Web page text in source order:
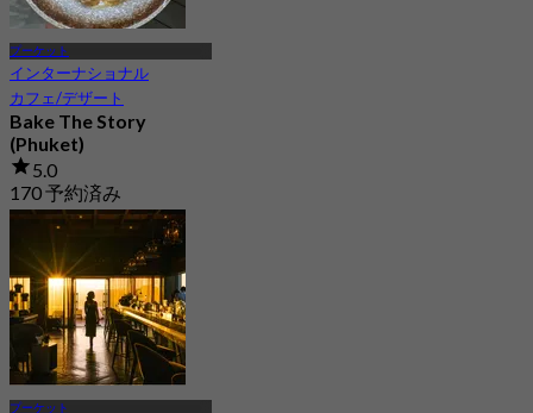
プーケット
インターナショナル
カフェ/デザート
Bake The Story
(Phuket)
5.0
170 予約済み
から฿ 237.5
プーケット